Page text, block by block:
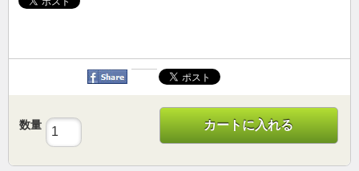
数量 カートに入れる